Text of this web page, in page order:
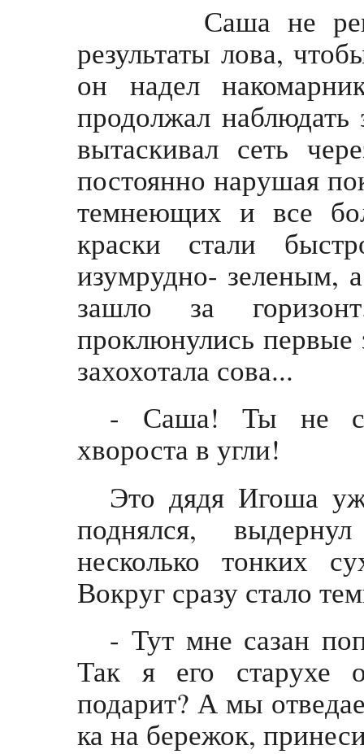
Саша не
результаты лова,
он надел
продолжал
вытаскивал сеть
постоянно нарушая
темнеющих и все
краски стали
изумрудно- зеленым,
зашло за
проклюнулись первые
захохотала сова...
- Саша! Ты не
хвороста в угли!
Это дядя Игоша
поднялся,
несколько тонких
Вокруг сразу стало
- Тут мне сазан
Так я его старухе
подарит? А мы
ка на бережок,